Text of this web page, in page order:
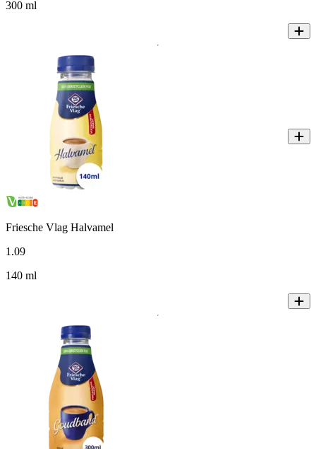
300 ml
Friesche Vlag Halvamel
1.09
140 ml